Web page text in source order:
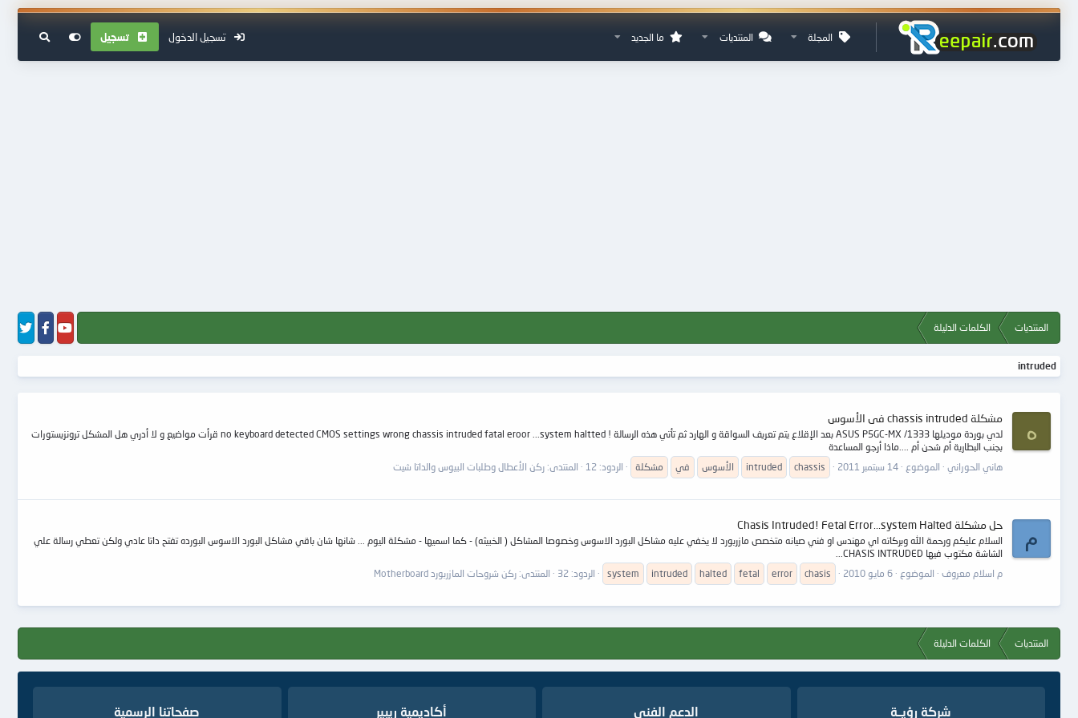
المجلة المنتديات ما الجديد تسجيل الدخول تسجيل
المنتديات الكلمات الدليلة
intruded
ه
مشكلة chassis intruded فى الأسوس
لدي بوردة موديلها ASUS P5GC-MX /1333 بعد الإقلاع يتم تعريف السواقة و الهارد ثم تأتي هذه الرسالة ! no keyboard detected CMOS settings wrong chassis intruded fatal eroor ...system haltted قرأت مواضيع و لا أدري هل المشكل ترونزيستورات
بجنب البطارية أم شحن أم ....ماذا أرجو المساعدة
هاني الحوراني
الموضوع 14 سبتمبر 2011 chassis
intruded الأسوس في مشكلة الردود: 12 المنتدى: ركن الأعطال وطلبات البيوس والداتا شيت
م
حل مشكلة Chasis Intruded! Fetal Error...system Halted
السلام عليكم ورحمة الله وبركاته اي مهندس او فني صيانه متخصص مازربورد لا يخفي عليه مشاكل البورد الاسوس وخصوصا المشاكل ( الخبيثه) - كما اسميها - مشكلة اليوم ... شانها شان باقي مشاكل البورد الاسوس البورده تفتح داتا عادي ولكن تعطي رسالة علي
الشاشة مكتوب فيها CHASIS INTRUDED...
م اسلام معروف
الموضوع 6 مايو 2010 chasis
error
fetal
halted
intruded
system الردود: 32 المنتدى: ركن شروحات المازربورد Motherboard
المنتديات الكلمات الدليلة
شركة رؤيــة الدعم الفنى أكاديمية ريبير صفحاتنا الرسمية